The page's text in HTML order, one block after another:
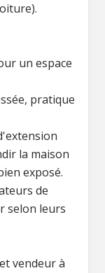
un espace
pratique
la maison
exposé.
de
selon leurs
vendeur à